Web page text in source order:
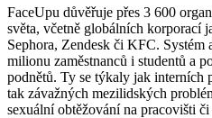
FaceUpu důvěřuje přes 3 600
světa, včetně globálních korporací
Sephora, Zendesk či KFC. Systém
milionu zaměstnanců i studentů a
podnětů. Ty se týkaly jak interních
tak závažných mezilidských
sexuální obtěžování na pracovišti či